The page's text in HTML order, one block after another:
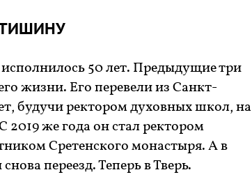
50 лет. Предыдущие три
жизни. Его перевели из Санкт-
будучи ректором духовных школ, на
же года он стал ректором
Сретенского монастыря. А в
переезд. Теперь в Тверь.